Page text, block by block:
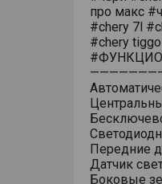
про макс
#chery 7l
#chery
Передние
Датчик
Боковые